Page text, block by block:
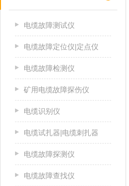
电缆故障测试仪
电缆故障定位仪|定点仪
电缆故障检测仪
矿用电缆故障探伤仪
电缆识别仪
电缆试扎器|电缆刺扎器
电缆故障探测仪
电缆故障查找仪